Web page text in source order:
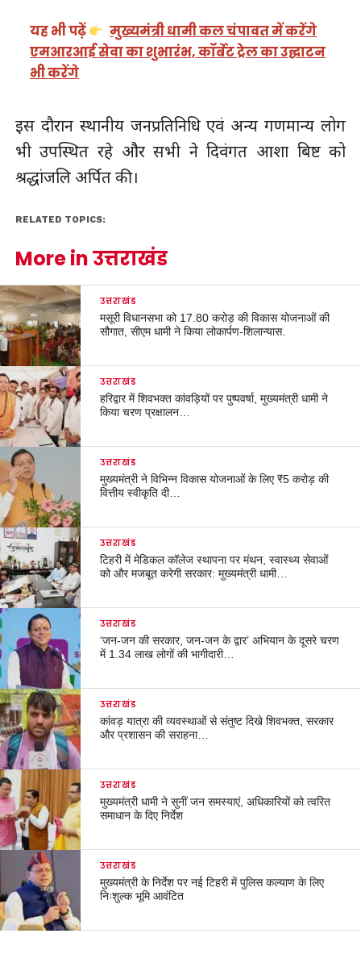
यह भी पढ़ें
मुख्यमंत्री धामी कल चंपावत में करेंगे
एमआरआई सेवा का शुभारंभ, कॉर्बेट ट्रेल का उद्घाटन
भी करेंगे
इस दौरान स्थानीय जनप्रतिनिधि एवं अन्य गणमान्य लोग
भी उपस्थित रहे और सभी ने दिवंगत आशा बिष्ट को
श्रद्धांजलि अर्पित की।
RELATED TOPICS:
More in उत्तराखंड
उत्तराखंड
मसूरी विधानसभा को 17.80 करोड़ की विकास योजनाओं की
सौगात, सीएम धामी ने किया लोकार्पण-शिलान्यास.
उत्तराखंड
हरिद्वार में शिवभक्त कांवड़ियों पर पुष्पवर्षा, मुख्यमंत्री धामी ने
किया चरण प्रक्षालन…
उत्तराखंड
मुख्यमंत्री ने विभिन्न विकास योजनाओं के लिए ₹5 करोड़ की
वित्तीय स्वीकृति दी…
उत्तराखंड
टिहरी में मेडिकल कॉलेज स्थापना पर मंथन, स्वास्थ्य सेवाओं
को और मजबूत करेगी सरकार: मुख्यमंत्री धामी…
उत्तराखंड
‘जन-जन की सरकार, जन-जन के द्वार’ अभियान के दूसरे चरण
में 1.34 लाख लोगों की भागीदारी…
उत्तराखंड
कांवड़ यात्रा की व्यवस्थाओं से संतुष्ट दिखे शिवभक्त, सरकार
और प्रशासन की सराहना…
उत्तराखंड
मुख्यमंत्री धामी ने सुनीं जन समस्याएं, अधिकारियों को त्वरित
समाधान के दिए निर्देश
उत्तराखंड
मुख्यमंत्री के निर्देश पर नई टिहरी में पुलिस कल्याण के लिए
निःशुल्क भूमि आवंटित